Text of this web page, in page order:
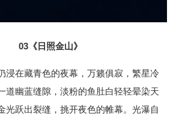
03 《日照金山》
浸在藏青色的夜幕，万籁俱寂，繁星冷
道幽蓝缝隙，淡粉的鱼肚白轻轻晕染天
光跃出裂缝，挑开夜色的帷幕。光瀑自